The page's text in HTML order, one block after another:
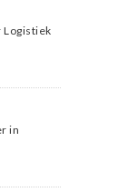
Logistiek
in